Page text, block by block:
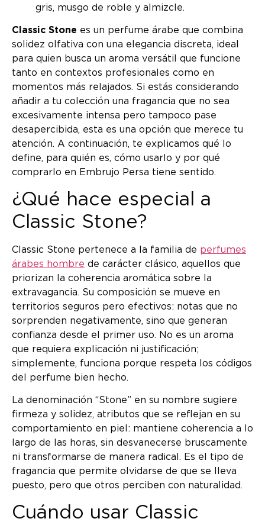
gris, musgo de roble y almizcle.
Classic Stone es un perfume árabe que combina
solidez olfativa con una elegancia discreta, ideal
para quien busca un aroma versátil que funcione
tanto en contextos profesionales como en
momentos más relajados. Si estás considerando
añadir a tu colección una fragancia que no sea
excesivamente intensa pero tampoco pase
desapercibida, esta es una opción que merece tu
atención. A continuación, te explicamos qué lo
define, para quién es, cómo usarlo y por qué
comprarlo en Embrujo Persa tiene sentido.
¿Qué hace especial a
Classic Stone?
Classic Stone pertenece a la familia de perfumes
árabes hombre de carácter clásico, aquellos que
priorizan la coherencia aromática sobre la
extravagancia. Su composición se mueve en
territorios seguros pero efectivos: notas que no
sorprenden negativamente, sino que generan
confianza desde el primer uso. No es un aroma
que requiera explicación ni justificación;
simplemente, funciona porque respeta los códigos
del perfume bien hecho.
La denominación “Stone” en su nombre sugiere
firmeza y solidez, atributos que se reflejan en su
comportamiento en piel: mantiene coherencia a lo
largo de las horas, sin desvanecerse bruscamente
ni transformarse de manera radical. Es el tipo de
fragancia que permite olvidarse de que se lleva
puesto, pero que otros perciben con naturalidad.
Cuándo usar Classic